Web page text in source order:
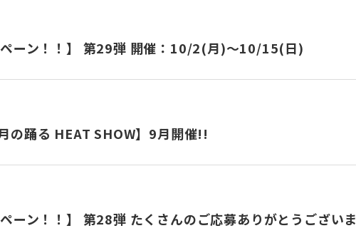
ペーン！！】 第29弾 開催：10/2(月)～10/15(日)
の踊る HEAT SHOW】9月開催!!
ーン！！】 第28弾 たくさんのご応募ありがとうございま